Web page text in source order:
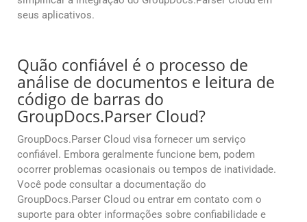
seus aplicativos.
Quão confiável é o processo de
análise de documentos e leitura de
código de barras do
GroupDocs.Parser Cloud?
GroupDocs.Parser Cloud visa fornecer um serviço
confiável. Embora geralmente funcione bem, podem
ocorrer problemas ocasionais ou tempos de inatividade.
Você pode consultar a documentação do
GroupDocs.Parser Cloud ou entrar em contato com o
suporte para obter informações sobre confiabilidade e